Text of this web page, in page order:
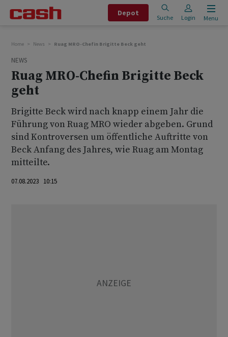
Depot
Suche Login Menu
Home News Ruag MRO-Chefin Brigitte Beck geht
NEWS
Ruag MRO-Chefin Brigitte Beck
geht
Brigitte Beck wird nach knapp einem Jahr die
Führung von Ruag MRO wieder abgeben. Grund
sind Kontroversen um öffentliche Auftritte von
Beck Anfang des Jahres, wie Ruag am Montag
mitteilte.
07.08.2023 10:15